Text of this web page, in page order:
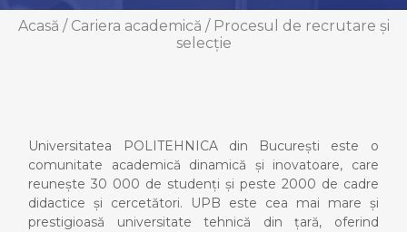
Acasă / Cariera academică / Procesul de recrutare și
selecție
Universitatea POLITEHNICA din București este o
comunitate academică dinamică și inovatoare, care
reunește 30 000 de studenți și peste 2000 de cadre
didactice și cercetători. UPB este cea mai mare și
prestigioasă universitate tehnică din țară, oferind